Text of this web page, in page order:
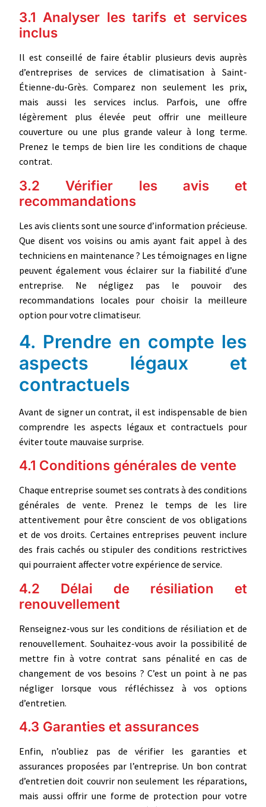
3.1 Analyser les tarifs et services
inclus
Il est conseillé de faire établir plusieurs devis auprès
d’entreprises de services de climatisation à Saint-
Étienne-du-Grès. Comparez non seulement les prix,
mais aussi les services inclus. Parfois, une offre
légèrement plus élevée peut offrir une meilleure
couverture ou une plus grande valeur à long terme.
Prenez le temps de bien lire les conditions de chaque
contrat.
3.2 Vérifier les avis et
recommandations
Les avis clients sont une source d’information précieuse.
Que disent vos voisins ou amis ayant fait appel à des
techniciens en maintenance ? Les témoignages en ligne
peuvent également vous éclairer sur la fiabilité d’une
entreprise. Ne négligez pas le pouvoir des
recommandations locales pour choisir la meilleure
option pour votre climatiseur.
4. Prendre en compte les
aspects légaux et
contractuels
Avant de signer un contrat, il est indispensable de bien
comprendre les aspects légaux et contractuels pour
éviter toute mauvaise surprise.
4.1 Conditions générales de vente
Chaque entreprise soumet ses contrats à des conditions
générales de vente. Prenez le temps de les lire
attentivement pour être conscient de vos obligations
et de vos droits. Certaines entreprises peuvent inclure
des frais cachés ou stipuler des conditions restrictives
qui pourraient affecter votre expérience de service.
4.2 Délai de résiliation et
renouvellement
Renseignez-vous sur les conditions de résiliation et de
renouvellement. Souhaitez-vous avoir la possibilité de
mettre fin à votre contrat sans pénalité en cas de
changement de vos besoins ? C’est un point à ne pas
négliger lorsque vous réfléchissez à vos options
d’entretien.
4.3 Garanties et assurances
Enfin, n’oubliez pas de vérifier les garanties et
assurances proposées par l’entreprise. Un bon contrat
d’entretien doit couvrir non seulement les réparations,
mais aussi offrir une forme de protection pour votre